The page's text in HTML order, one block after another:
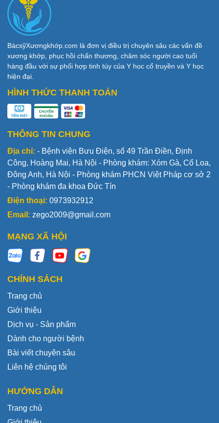
BácsỹXươngkhớp.com là đơn vị điều trị chuyên sâu các vấn đề
xương khớp, phục hồi chấn thương, chăm sóc người cao tuổi
hàng đầu với sự phối hợp tinh túy của Y học cổ truyền và Y học
hiện đại.
HÌNH THỨC THANH TOÁN
THÔNG TIN CHUNG
Địa chỉ: - Bệnh viện Bưu Điện, số 49 Trần Điền, Định
Công, Hoàng Mai, Hà Nội - Phòng khám: Xóm Gà, Cổ Loa,
Đông Anh, Hà Nội - Phòng khám PHCN Việt Pháp cơ sở 2
- Phòng khám đa khoa Đức Tín
Điện thoại: 0973932912
Email: zego2009@gmail.com
MẠNG XÃ HỘI
CHÍNH SÁCH
Trang chủ
Giới thiệu
Dịch vụ - Sản phẩm
Dành cho người bệnh
Bài viết chuyên sâu
Liên hệ chúng tôi
HƯỚNG DẪN
Trang chủ